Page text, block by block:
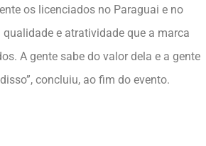
os licenciados no Paraguai e no
qualidade e atratividade que a marca
A gente sabe do valor dela e a gente
concluiu, ao fim do evento.